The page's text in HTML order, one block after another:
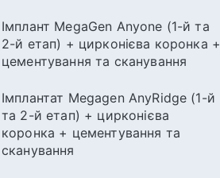
Імплант MegaGen Anyone (1-й та
2-й етап) + цирконієва коронка +
цементування та сканування
Імплантат Megagen AnyRidge (1-й
та 2-й етап) + цирконієва
коронка + цементування та
сканування